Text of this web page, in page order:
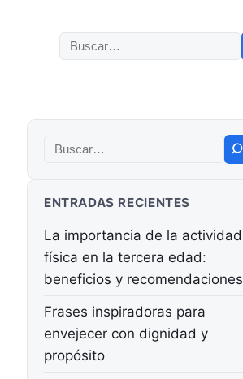
Buscar:
Buscar:
ENTRADAS RECIENTES
La importancia de la actividad
física en la tercera edad:
beneficios y recomendaciones
Frases inspiradoras para
envejecer con dignidad y
propósito